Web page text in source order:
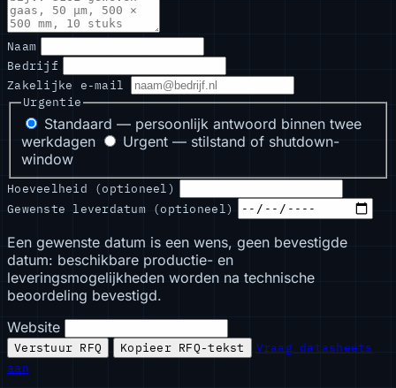
Naam
Bedrijf
Zakelijke e-mail
Urgentie
Standaard — persoonlijk antwoord binnen twee
werkdagen
Urgent — stilstand of shutdown-
window
Hoeveelheid (optioneel)
Gewenste leverdatum (optioneel)
Een gewenste datum is een wens, geen bevestigde
datum: beschikbare productie- en
leveringsmogelijkheden worden na technische
beoordeling bevestigd.
Website
Verstuur RFQ Kopieer RFQ-tekst
Vraag datasheets
aan